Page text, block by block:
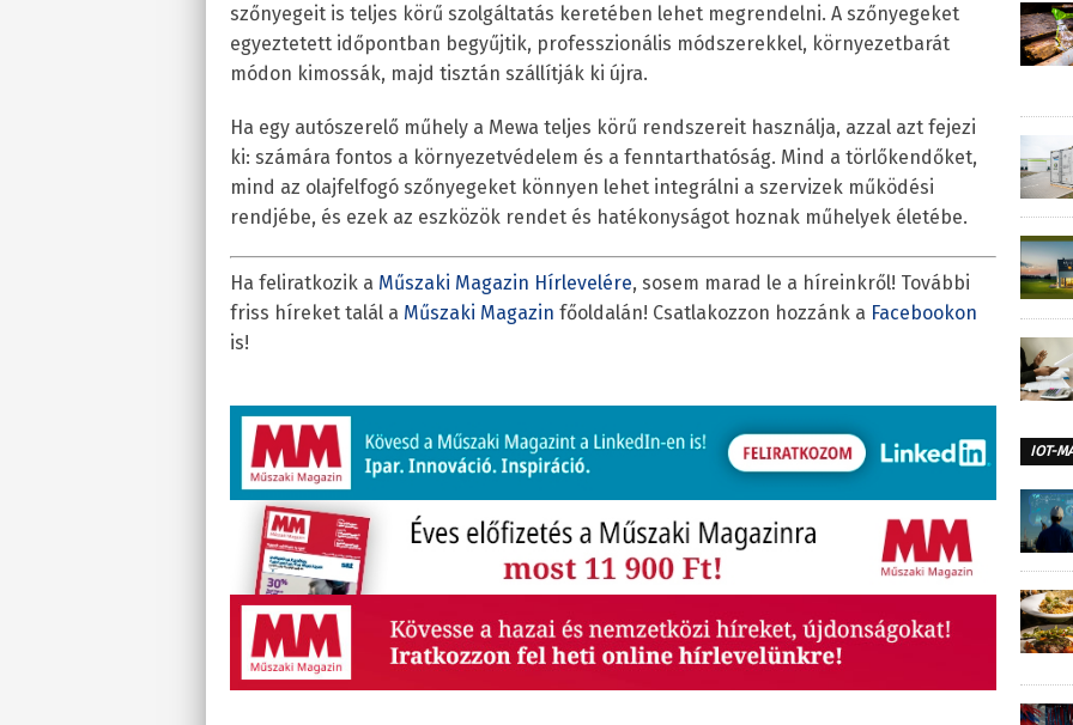
szőnyegeit is teljes körű szolgáltatás keretében lehet megrendelni. A szőnyegeket
egyeztetett időpontban begyűjtik, professzionális módszerekkel, környezetbarát
módon kimossák, majd tisztán szállítják ki újra.
Ha egy autószerelő műhely a Mewa teljes körű rendszereit használja, azzal azt fejezi
ki: számára fontos a környezetvédelem és a fenntarthatóság. Mind a törlőkendőket,
mind az olajfelfogó szőnyegeket könnyen lehet integrálni a szervizek működési
rendjébe, és ezek az eszközök rendet és hatékonyságot hoznak műhelyek életébe.
Ha feliratkozik a Műszaki Magazin Hírlevelére, sosem marad le a híreinkről! További
friss híreket talál a Műszaki Magazin főoldalán! Csatlakozzon hozzánk a Facebookon
is!
IOT-